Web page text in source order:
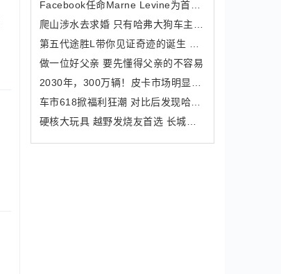
做一位好父亲 要先懂得父亲的不容易